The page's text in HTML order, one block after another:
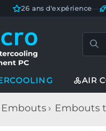
26 ans d'expérience
AIR
Embouts Embouts